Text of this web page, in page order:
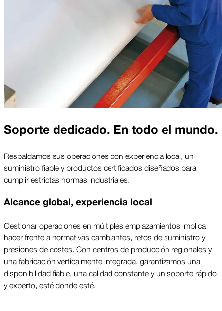
Soporte dedicado. En todo el mundo.
Respaldamos sus operaciones con experiencia local, un
suministro fiable y productos certificados diseñados para
cumplir estrictas normas industriales.
Alcance global, experiencia local
Gestionar operaciones en múltiples emplazamientos implica
hacer frente a normativas cambiantes, retos de suministro y
presiones de costes. Con centros de producción regionales y
una fabricación verticalmente integrada, garantizamos una
disponibilidad fiable, una calidad constante y un soporte rápido
y experto, esté donde esté.